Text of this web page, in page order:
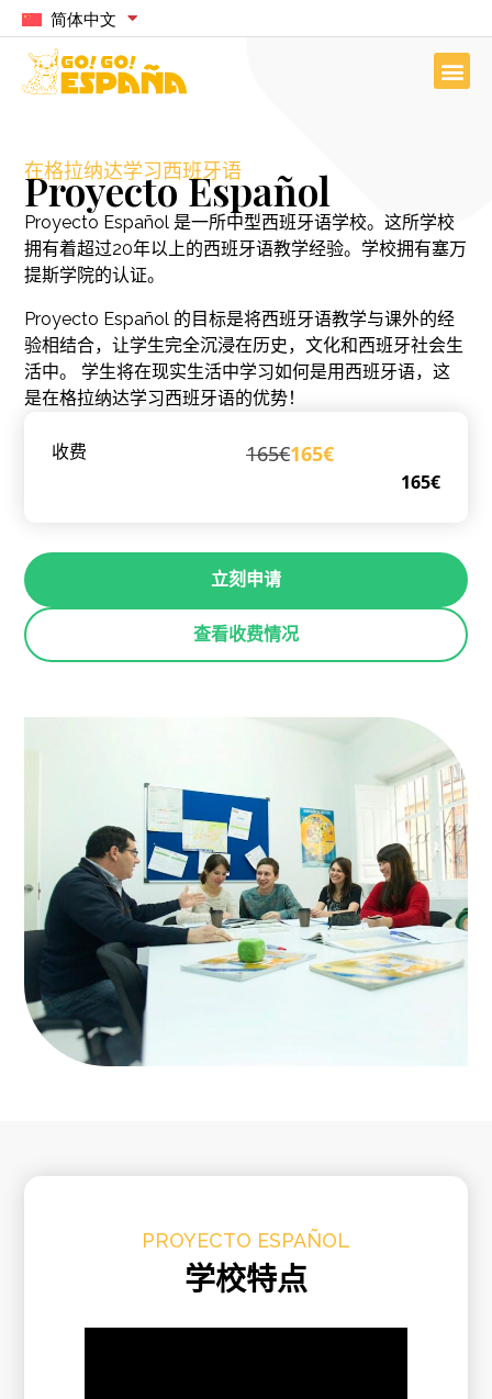
简体中文
在格拉纳达学习西班牙语
Proyecto Español
Proyecto Español 是一所中型西班牙语学校。这所学校
拥有着超过20年以上的西班牙语教学经验。学校拥有塞万
提斯学院的认证。
Proyecto Español 的目标是将西班牙语教学与课外的经
验相结合，让学生完全沉浸在历史，文化和西班牙社会生
活中。 学生将在现实生活中学习如何是用西班牙语，这
是在格拉纳达学习西班牙语的优势！
收费
165€
165€165€
立刻申请
查看收费情况
PROYECTO ESPAÑOL
学校特点